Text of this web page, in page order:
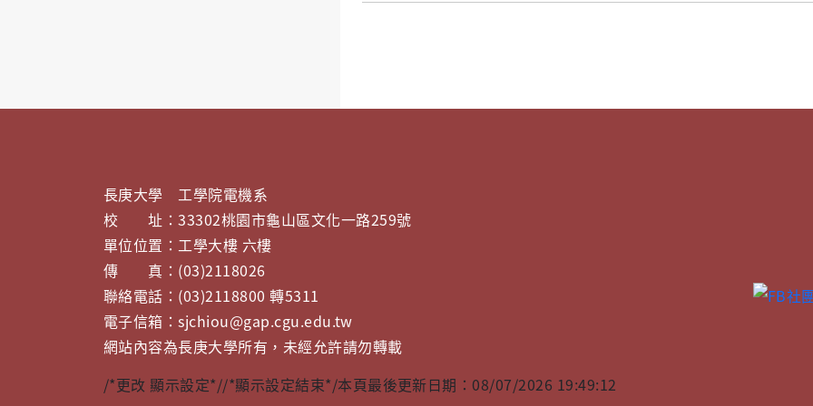
長庚大學 工學院電機系
校 址：33302桃園市龜山區文化一路259號
單位位置：工學大樓 六樓
傳 真：(03)2118026
聯絡電話：(03)2118800 轉5311
電子信箱：sjchiou@gap.cgu.edu.tw
網站內容為長庚大學所有，未經允許請勿轉載
/*更改 顯示設定*//*顯示設定結束*/本頁最後更新日期：08/07/2026 19:49:12